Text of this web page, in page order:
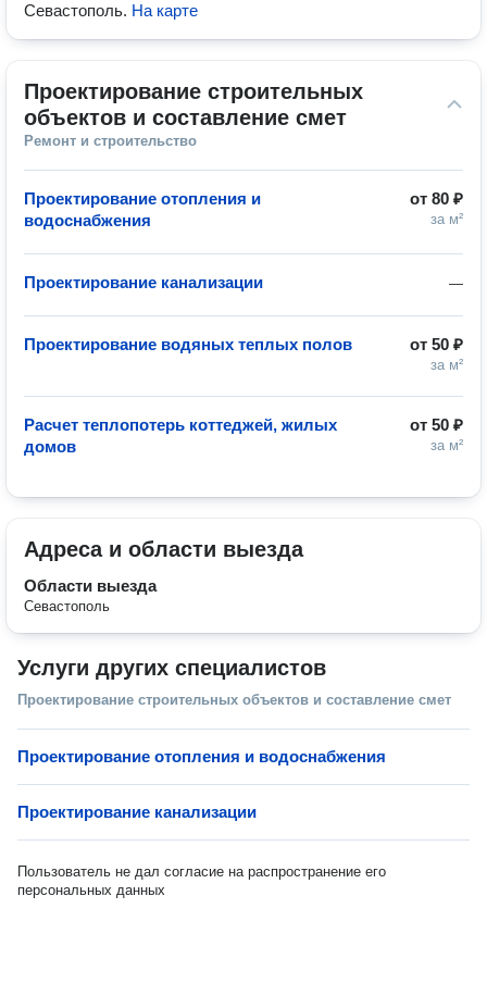
Севастополь. На карте
Проектирование строительных
объектов и составление смет
Ремонт и строительство
от 80 ₽
за м²
Проектирование отопления и
водоснабжения
—
Проектирование канализации
от 50 ₽
за м²
Проектирование водяных теплых полов
от 50 ₽
за м²
Расчет теплопотерь коттеджей, жилых
домов
Адреса и области выезда
Области выезда
Севастополь
Услуги других специалистов
Проектирование строительных объектов и составление смет
Проектирование отопления и водоснабжения
Проектирование канализации
Пользователь не дал согласие на распространение его
персональных данных